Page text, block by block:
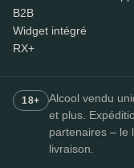
B2B
Widget intégré
RX+
18+
Alcool vendu
et plus.
partenaires – le
livraison.